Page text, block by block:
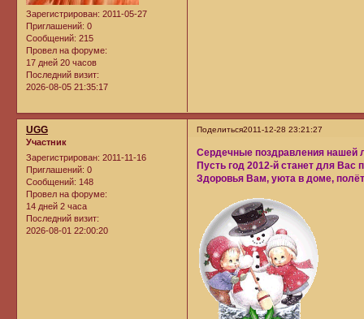
Зарегистрирован: 2011-05-27
Приглашений: 0
Сообщений: 215
Провел на форуме:
17 дней 20 часов
Последний визит:
2026-08-05 21:35:17
Поделиться2011-12-28 23:21:27
UGG
Участник
Зарегистрирован: 2011-11-16
Приглашений: 0
Сообщений: 148
Провел на форуме:
14 дней 2 часа
Последний визит:
2026-08-01 22:00:20
Сердечные поздравления нашей
Пусть год 2012-й станет для
Здоровья Вам, уюта в доме,